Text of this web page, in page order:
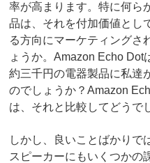
率が高まります。特に何ら
品は、それを付加価値とし
る方向にマーケティングさ
ょうか。Amazon Echo Dot
約三千円の電器製品に私達
のでしょうか？Amazon
は、それと比較してどうで
しかし、良いことばかりで
スピーカーにもいくつかの